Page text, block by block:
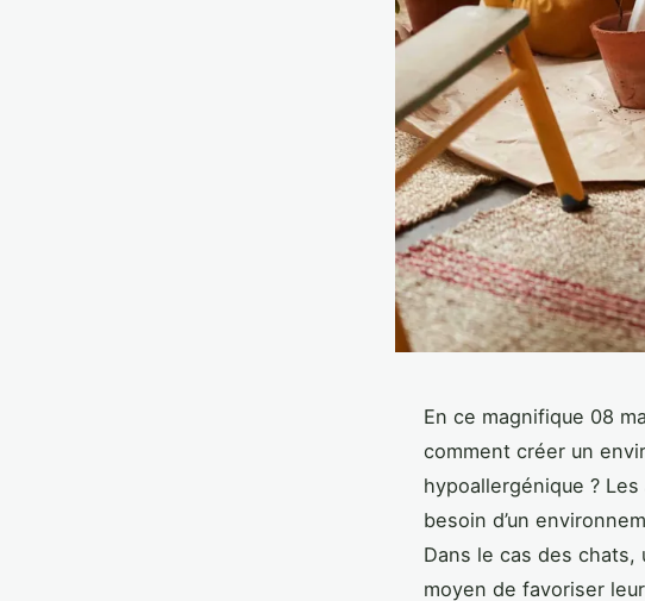
En ce magnifique 08
comment créer un
hypoallergénique ? Les
besoin d’un
Dans le cas des
moyen de favoriser